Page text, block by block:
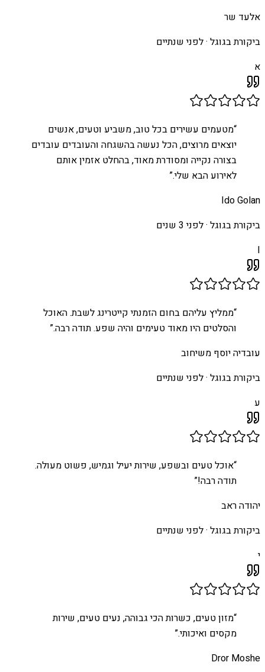
אלעד שר
ביקורת בגוגל ·לפני שנתיים
א
“מטעמים עשירים בכל טוב, משביע וטעים, אנשים
יוצאים מרוצים, הכל נעשה בהשגחה והעובדים עובדים
בצורה נקייה ומסודרת מאוד, בהחלט אזמין אותם
לאירוע הבא שלי.”
Ido Golan
ביקורת בגוגל ·לפני 3 שנים
I
“ממליץ עליהם בחום הזמנתי קייטרינג לשבת. האוכל
והסלטים היו מאוד טעימים והיה שפע. תודה רבה.”
עובדיה יוסף משיחוב
ביקורת בגוגל ·לפני שנתיים
ע
“אוכל טעים ובשפע, שירות יעיל וגמיש, פשוט מעולה.
תודה רבה!”
יהודה ראב
ביקורת בגוגל ·לפני שנתיים
י
“מזון טעים, כשרות הכי גבוהה, נעים טעים, שירות
מקסים ואיכותי.”
Dror Moshe